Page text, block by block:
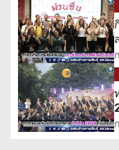
ง